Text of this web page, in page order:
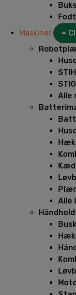
Maskiner
Alle
Alle